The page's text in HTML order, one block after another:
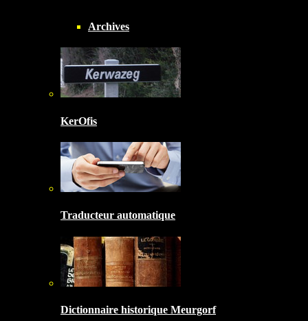
Archives
KerOfis
Traducteur automatique
Dictionnaire historique Meurgorf